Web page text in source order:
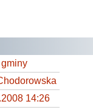
14:26